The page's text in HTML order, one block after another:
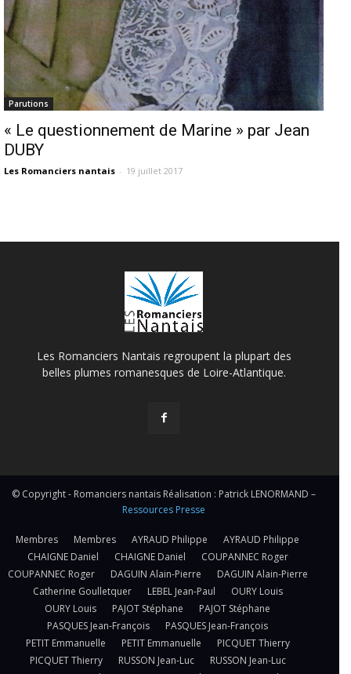
Parutions
« Le questionnement de Marine » par Jean
DUBY
Les Romanciers nantais - 19 juillet 2017
Les Romanciers Nantais regroupent la plupart des
belles plumes romanesques de Loire-Atlantique.
© Copyright - Romanciers nantais Réalisation : Patrick LENORMAND –
Ressources Presse
Membres Membres AYRAUD Philippe
AYRAUD Philippe
CHAIGNE Daniel
CHAIGNE Daniel
COUPANNEC Roger
COUPANNEC Roger
DAGUIN Alain-Pierre
DAGUIN Alain-Pierre
Catherine Goulletquer
LEBEL Jean-Paul
OURY Louis
OURY Louis
PAJOT Stéphane
PAJOT Stéphane
PASQUES Jean-François
PASQUES Jean-François
PETIT Emmanuelle
PETIT Emmanuelle
PICQUET Thierry
PICQUET Thierry
RUSSON Jean-Luc
RUSSON Jean-Luc